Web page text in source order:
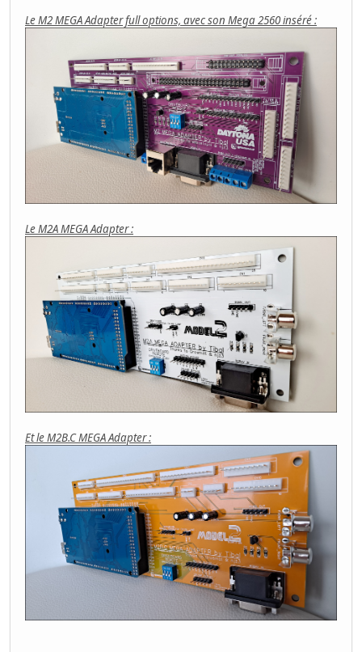
Le M2 MEGA Adapter full options, avec son Mega 2560 inséré :
Le M2A MEGA Adapter :
Et le M2B.C MEGA Adapter :